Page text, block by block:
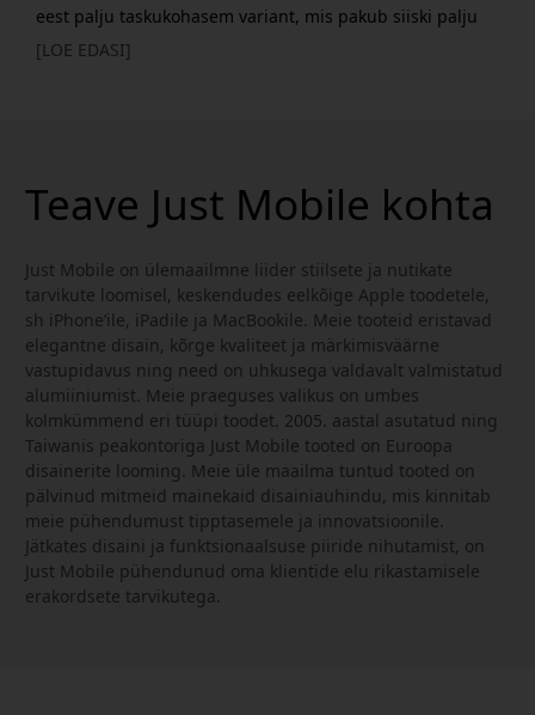
eest palju taskukohasem variant, mis pakub siiski palju
funktsioone, mida ootaksite kvaliteetselt pliiatsilt. Just
[LOE EDASI]
Teave Just Mobile kohta
Just Mobile on ülemaailmne liider stiilsete ja nutikate
tarvikute loomisel, keskendudes eelkõige Apple toodetele,
sh iPhone’ile, iPadile ja MacBookile. Meie tooteid eristavad
elegantne disain, kõrge kvaliteet ja märkimisväärne
vastupidavus ning need on uhkusega valdavalt valmistatud
alumiiniumist. Meie praeguses valikus on umbes
kolmkümmend eri tüüpi toodet. 2005. aastal asutatud ning
Taiwanis peakontoriga Just Mobile tooted on Euroopa
disainerite looming. Meie üle maailma tuntud tooted on
pälvinud mitmeid mainekaid disainiauhindu, mis kinnitab
meie pühendumust tipptasemele ja innovatsioonile.
Jätkates disaini ja funktsionaalsuse piiride nihutamist, on
Just Mobile pühendunud oma klientide elu rikastamisele
erakordsete tarvikutega.